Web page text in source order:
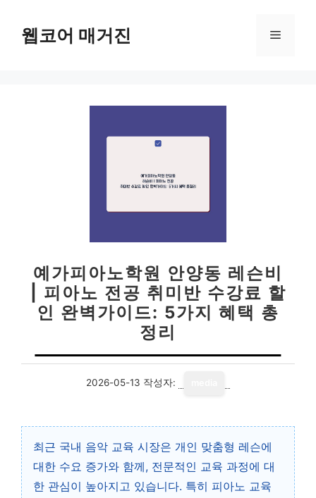
웹코어 매거진 메
예가피아노학원 안양동 레슨비
| 피아노 전공 취미반 수강료 할
인 완벽가이드: 5가지 혜택 총
정리
2026-05-13 작성자:
최근 국내 음악 교육 시장은 개인 맞춤형 레슨에
대한 수요 증가와 함께, 전문적인 교육 과정에 대
한 관심이 높아지고 있습니다. 특히 피아노 교육